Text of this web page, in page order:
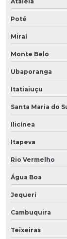
Poté
Miraí
Monte Belo
Ubaporanga
Itatiaiuçu
Santa Maria do
Ilicínea
Itapeva
Rio Vermelho
Água Boa
Jequeri
Cambuquira
Teixeiras